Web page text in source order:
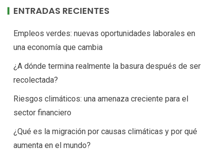
ENTRADAS RECIENTES
Empleos verdes: nuevas oportunidades laborales en
una economía que cambia
¿A dónde termina realmente la basura después de ser
recolectada?
Riesgos climáticos: una amenaza creciente para el
sector financiero
¿Qué es la migración por causas climáticas y por qué
aumenta en el mundo?